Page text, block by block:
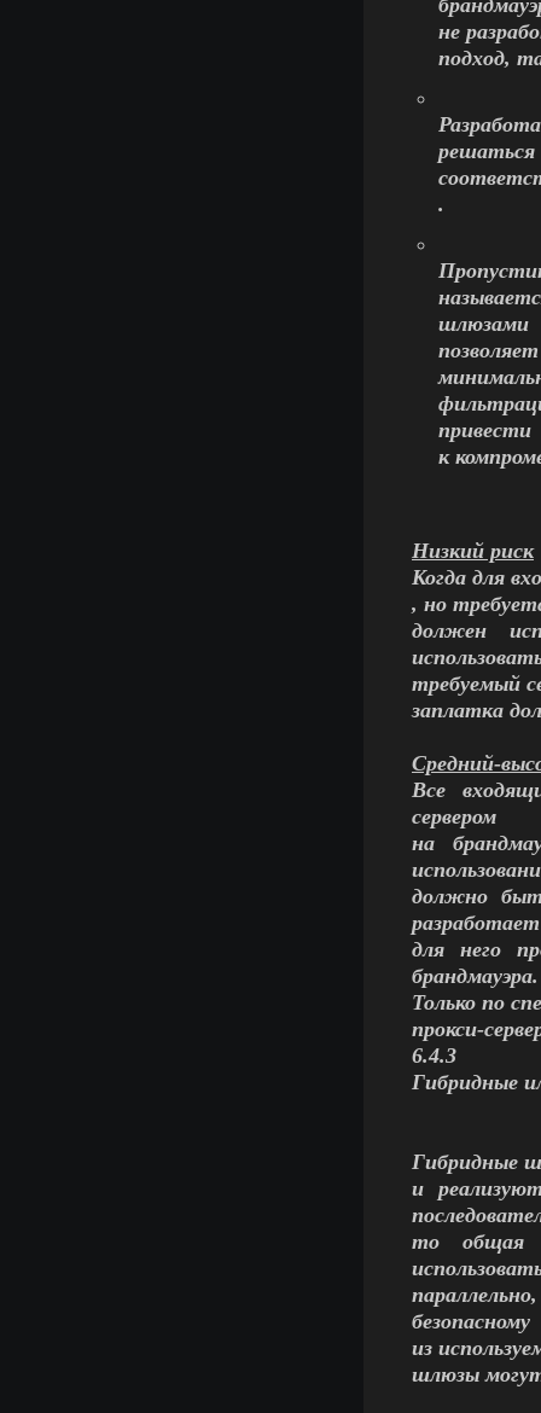
не
подход,
.
шлюзами
привести
к
Низкий риск
Когда для
, но
должен
требуемый
заплатка
Средний-
Все
сервером
на
должно
разработает
для него
брандмауэра.
Только по
прокси-
6.4.3
Гибридные
Гибридные
и
то общая
безопасному
из
шлюзы могут